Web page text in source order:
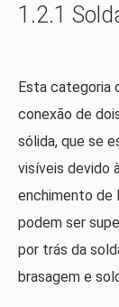
1.2.1
Esta categoria
conexão de
sólida, que se
visíveis devido
enchimento de
podem ser
por trás da
brasagem e